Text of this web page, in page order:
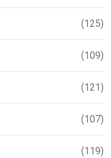
(125)
(109)
(121)
(107)
(119)